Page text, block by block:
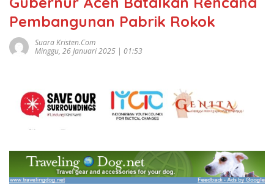
Pembangunan Pabrik Rokok
Suara Kristen.com
Minggu, 26 Januari 2025 | 01:53